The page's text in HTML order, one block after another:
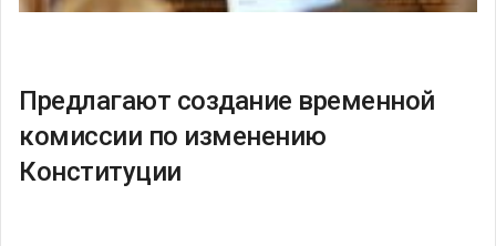
Предлагают создание временной
комиссии по изменению
Конституции